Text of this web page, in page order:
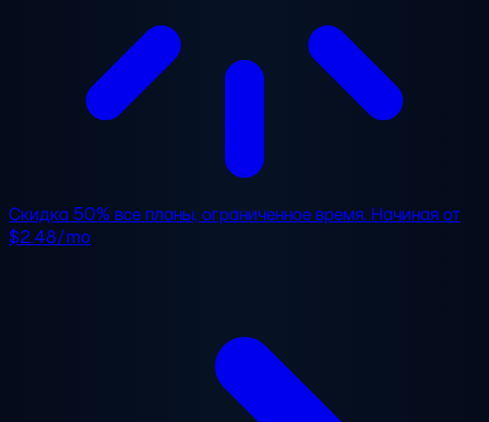
Скидка 50% все планы, ограниченное время. Начиная от
$2.48/mo